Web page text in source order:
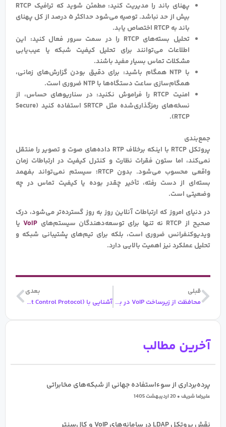
پهنای باند را مدیریت کنید: مطمئن شوید که ترافیک RTCP
بیش از حد نباشد. توصیه می‌شود حداکثر ۵ درصد از کل پهنای
باند به RTCP اختصاص یابد.
تحلیل بسته‌های RTCP را در سمت سرور فعال کنید: این
اطلاعات می‌توانند برای تحلیل کیفیت شبکه یا عیب‌یابی
مشکلات تماس بسیار مفید باشند.
با NTP همگام باشید: برای دقیق بودن گزارش‌های زمانی،
همگام‌سازی ساعت دستگاه‌ها با NTP ضروری است.
امنیت RTCP را فراموش نکنید: در سناریوهای حساس، از
نسخه‌های رمزگذاری‌شده مثل SRTCP استفاده کنید (Secure
RTCP).
جمع‌بندی
پروتکل RTCP با اینکه برخلاف RTP داده‌های صوت و تصویر را منتقل
نمی‌کند، اما ستون فقرات نظارت و کنترل کیفیت در ارتباطات زمان
واقعی محسوب می‌شود. بدون RTCP؛ سیستم نمی‌تواند بفهمد
بسته‌ای از دست رفته، تأخیر چقدر بوده یا کیفیت تماس در چه
وضعیتی است.
در دنیای امروز که ارتباطات آنلاین روز به روز گسترده‌تر می‌شود، درک
صحیح از RTCP نه تنها برای توسعه‌دهندگان سیستم‌های
VoIPیا
ویدیوکنفرانس ضروری است، بلکه برای تیم‌های پشتیبانی شبکه و
تحلیل عملکرد نیز اهمیت بالایی دارد.
قبلی
قبلی
محافظت از زیرساخت VoIP در برابر حملات DDoS
بعدی
آشنایی با SCCP (Skinny Client Control Protocol)
آخرین مطالب
پرده‌برداری از سوءاستفاده جهانی از شبکه‌های مخابراتی
علیرضا شریف